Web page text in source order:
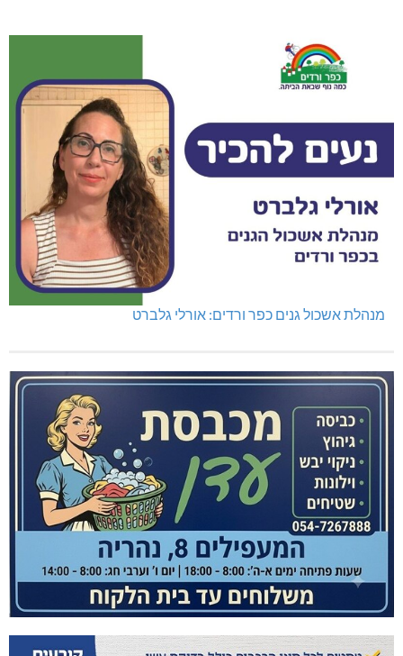
מנהלת אשכול גנים כפר ורדים: אורלי גלברט